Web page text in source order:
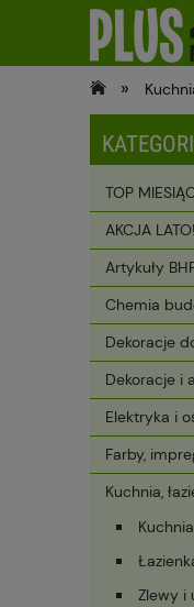
»
TOP
AKCJA LATO!
Artykuły
Chemia
Dekoracje
Dekoracje i
Elektryka i
Farby,
Kuchnia,
Kuchnia
Zlewy i